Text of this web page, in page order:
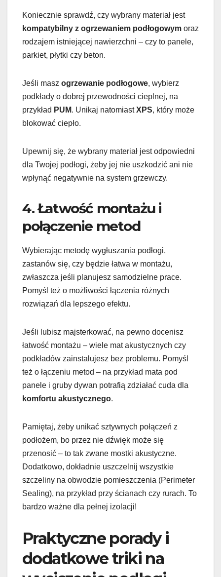
Koniecznie sprawdź, czy wybrany materiał jest
kompatybilny z ogrzewaniem podłogowym oraz
rodzajem istniejącej nawierzchni – czy to panele,
parkiet, płytki czy beton.
Jeśli masz ogrzewanie podłogowe, wybierz
podkłady o dobrej przewodności cieplnej, na
przykład PUM. Unikaj natomiastXPS, który może
blokować ciepło.
Upewnij się, że wybrany materiał jest odpowiedni
dla Twojej podłogi, żeby jej nie uszkodzić ani nie
wpłynąć negatywnie na system grzewczy.
4. Łatwość montażu i
połączenie metod
Wybierając metodę wygłuszania podłogi,
zastanów się, czy będzie łatwa w montażu,
zwłaszcza jeśli planujesz samodzielne prace.
Pomyśl też o możliwości łączenia różnych
rozwiązań dla lepszego efektu.
Jeśli lubisz majsterkować, na pewno docenisz
łatwość montażu – wiele mat akustycznych czy
podkładów zainstalujesz bez problemu. Pomyśl
też o łączeniu metod – na przykład mata pod
panele i gruby dywan potrafią zdziałać cuda dla
komfortu akustycznego.
Pamiętaj, żeby unikać sztywnych połączeń z
podłożem, bo przez nie dźwięk może się
przenosić – to tak zwane mostki akustyczne.
Dodatkowo, dokładnie uszczelnij wszystkie
szczeliny na obwodzie pomieszczenia (Perimeter
Sealing), na przykład przy ścianach czy rurach. To
bardzo ważne dla pełnej izolacji!
Praktyczne porady i
dodatkowe triki na